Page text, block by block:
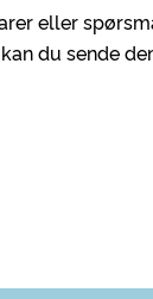
eller
du sende